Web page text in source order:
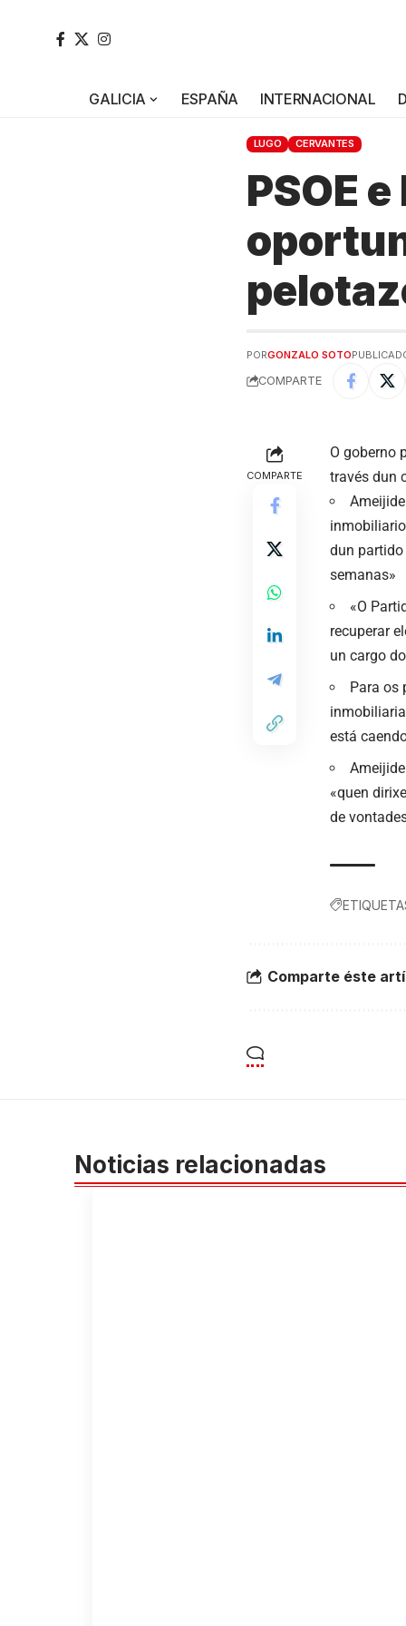
GALICIA ESPAÑA INTERNACIONAL
LUGO CERVANTES
PSOE
PORGONZALO SOTO
COMPARTE
COMPARTE
O goberno
través dun
dun
semanas»
«O
recuperar
un cargo
Para os
está
«quen
de
Comparte éste
Noticias relacionadas